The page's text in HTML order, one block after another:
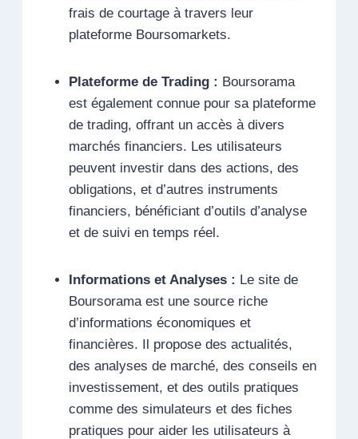
frais de courtage à travers leur
plateforme Boursomarkets.
Plateforme de Trading : Boursorama
est également connue pour sa plateforme
de trading, offrant un accès à divers
marchés financiers. Les utilisateurs
peuvent investir dans des actions, des
obligations, et d’autres instruments
financiers, bénéficiant d’outils d’analyse
et de suivi en temps réel.
Informations et Analyses : Le site de
Boursorama est une source riche
d’informations économiques et
financières. Il propose des actualités,
des analyses de marché, des conseils en
investissement, et des outils pratiques
comme des simulateurs et des fiches
pratiques pour aider les utilisateurs à